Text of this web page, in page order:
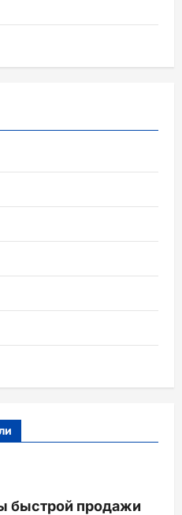
быстрой продажи